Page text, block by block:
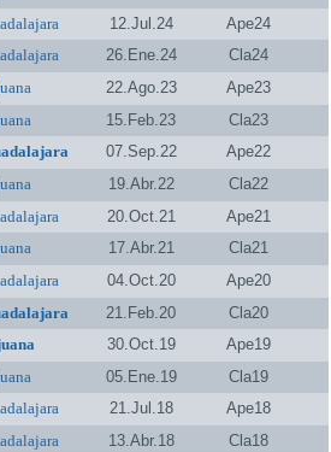
12.Jul.24
Ape24
26.Ene.24
Cla24
22.Ago.23
Ape23
15.Feb.23
Cla23
07.Sep.22
Ape22
19.Abr.22
Cla22
20.Oct.21
Ape21
17.Abr.21
Cla21
04.Oct.20
Ape20
21.Feb.20
Cla20
30.Oct.19
Ape19
05.Ene.19
Cla19
21.Jul.18
Ape18
13.Abr.18
Cla18